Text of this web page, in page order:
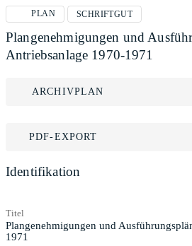
PLAN SCHRIFTGUT
Plangenehmigungen und
Antriebsanlage 1970-1971
ARCHIVPLAN
PDF-EXPORT
Identifikation
Titel
Plangenehmigungen und
1971